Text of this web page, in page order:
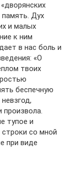
память. Дух
и малых
к ним
в нас боль и
«О
твоих
беспечную
тупое и
строки со мной
при виде